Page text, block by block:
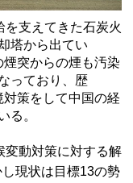
支えてきた石炭火
塔から出てい
突からの煙も汚染
っており、歴
策をして中国の経
る。
変動対策に対する解
現状は目標13の勢